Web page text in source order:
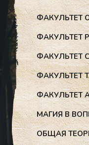
ФАКУЛЬТЕТ
ФАКУЛЬТЕТ
ФАКУЛЬТЕТ
ФАКУЛЬТЕТ
ФАКУЛЬТЕТ
МАГИЯ В
ОБЩАЯ